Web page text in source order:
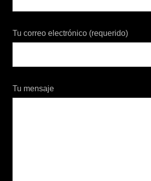
Tu correo electrónico (requerido)
Tu mensaje